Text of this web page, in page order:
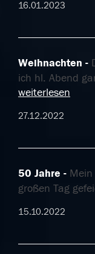
16.01.2023
Weihnachten
ich hl. Abend
weiterlesen
27.12.2022
50 Jahre
großen Tag
15.10.2022